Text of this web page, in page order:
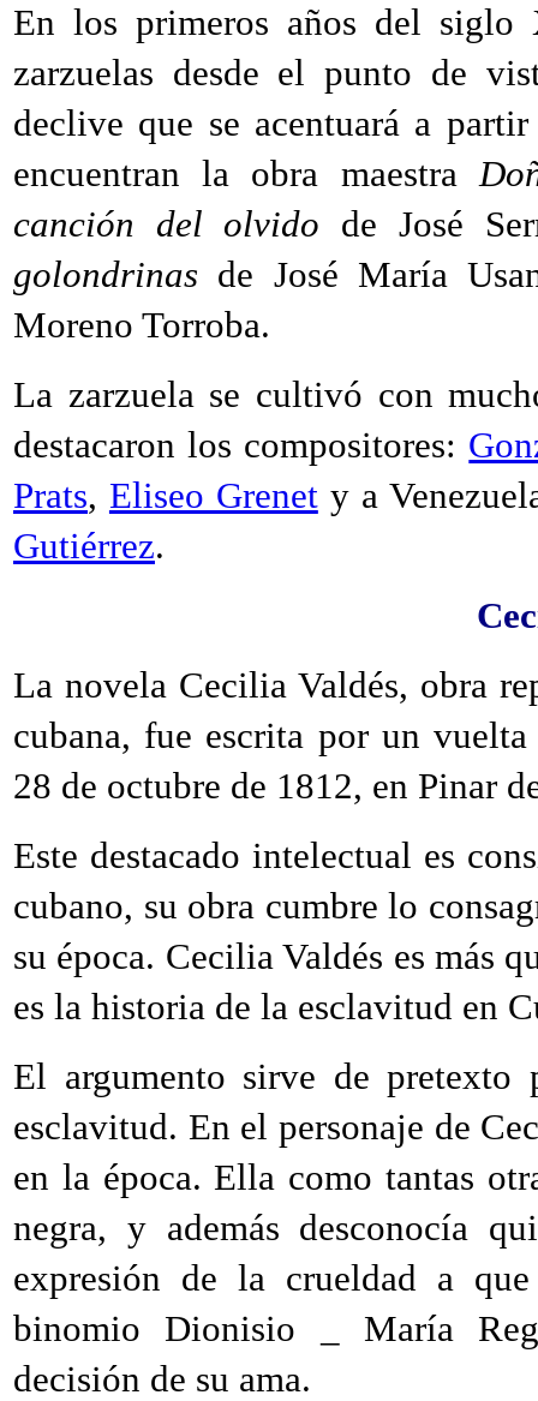
En los primeros años del siglo
zarzuelas desde el punto de
declive que se acentuará a
encuentran la obra maestra
canción del olvido de José
golondrinas de José María
Moreno Torroba.
La zarzuela se cultivó con
destacaron los compositores:
Prats, Eliseo Grenety a
Gutiérrez.
La novela Cecilia Valdés, obra
cubana, fue escrita por un
28 de octubre de 1812, en Pinar
Este destacado intelectual es
cubano, su obra cumbre lo
su época. Cecilia Valdés es más
es la historia de la esclavitud en
El argumento sirve de pretexto
esclavitud. En el personaje de
en la época. Ella como tantas
negra, y además desconocía
expresión de la crueldad a
binomio Dionisio _ María
decisión de su ama.